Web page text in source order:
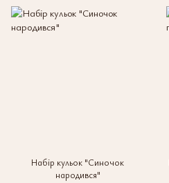
Набір кульок "Синочок
народився"